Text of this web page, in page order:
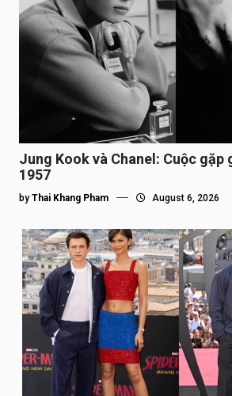
Jung Kook và Chanel: Cuộc gặp
1957
by Thai Khang Pham August 6, 2026